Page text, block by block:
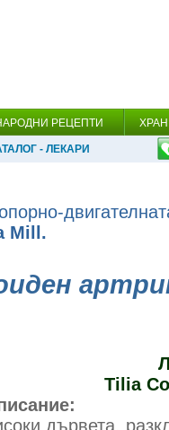
РЕЦЕПТИ
- ЛЕКАРИ
Mill.
Tilia
дървета,